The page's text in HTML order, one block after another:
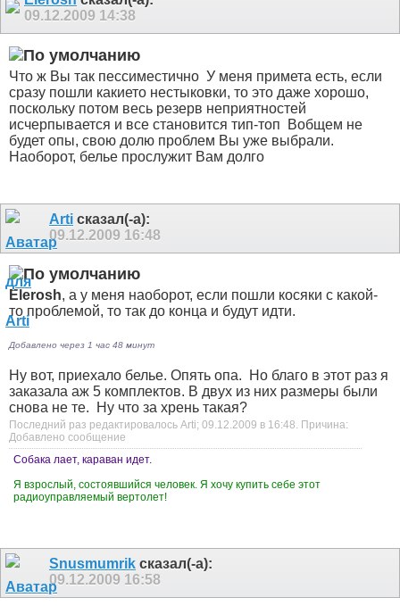
09.12.2009 14:38
Что ж Вы так пессиместично У меня примета есть, если
сразу пошли какието нестыковки, то это даже хорошо,
поскольку потом весь резерв неприятностей
исчерпывается и все становится тип-топ
Вобщем не
будет опы, свою долю проблем Вы уже выбрали.
Наоборот, белье прослужит Вам долго
Arti сказал(-а):
09.12.2009 16:48
Elerosh, а у меня наоборот, если пошли косяки с какой-
то проблемой, то так до конца и будут идти.
Добавлено через 1 час 48 минут
Ну вот, приехало белье. Опять опа.
Но благо в этот раз я
заказала аж 5 комплектов. В двух из них размеры были
снова не те.
Ну что за хрень такая?
Последний раз редактировалось Arti; 09.12.2009 в 16:48. Причина:
Добавлено сообщение
Собака лает, караван идет.
Я взрослый, состоявшийся человек. Я хочу купить себе этот
радиоуправляемый вертолет!
Snusmumrik сказал(-а):
09.12.2009 16:58